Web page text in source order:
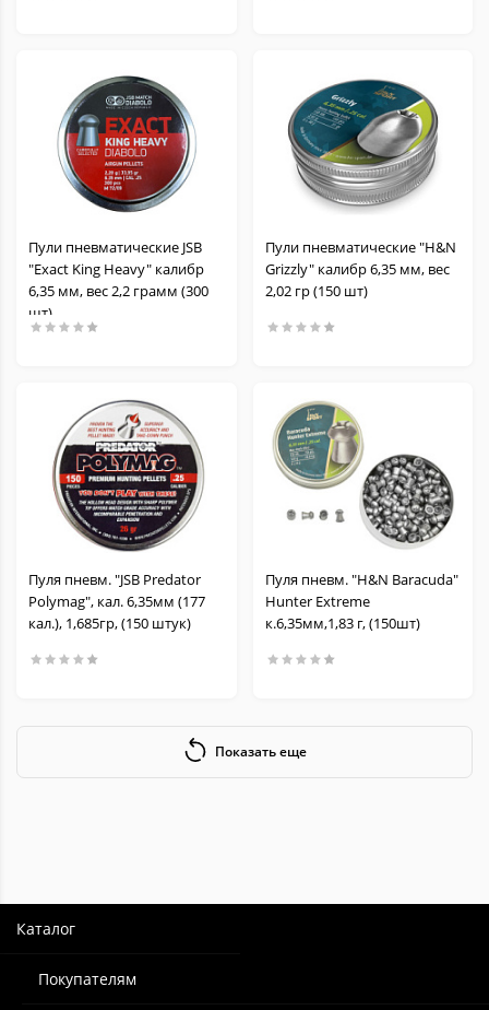
Пули пневматические JSB
"Exact King Heavy" калибр
6,35 мм, вес 2,2 грамм (300
шт)
Пули пневматические "H&N
Grizzly" калибр 6,35 мм, вес
2,02 гр (150 шт)
Пуля пневм. "JSB Predator
Polymag", кал. 6,35мм (177
кал.), 1,685гр, (150 штук)
Пуля пневм. "H&N Baracuda"
Hunter Extreme
к.6,35мм,1,83 г, (150шт)
Показать еще
Каталог
Покупателям